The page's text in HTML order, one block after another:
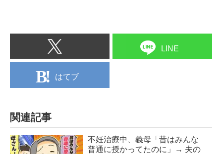
LINE
はてブ
関連記事
不妊治療中、義母「昔はみんな
普通に授かってたのに」→ 夫の